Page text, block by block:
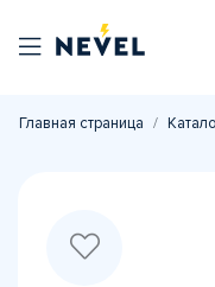
Главная страница